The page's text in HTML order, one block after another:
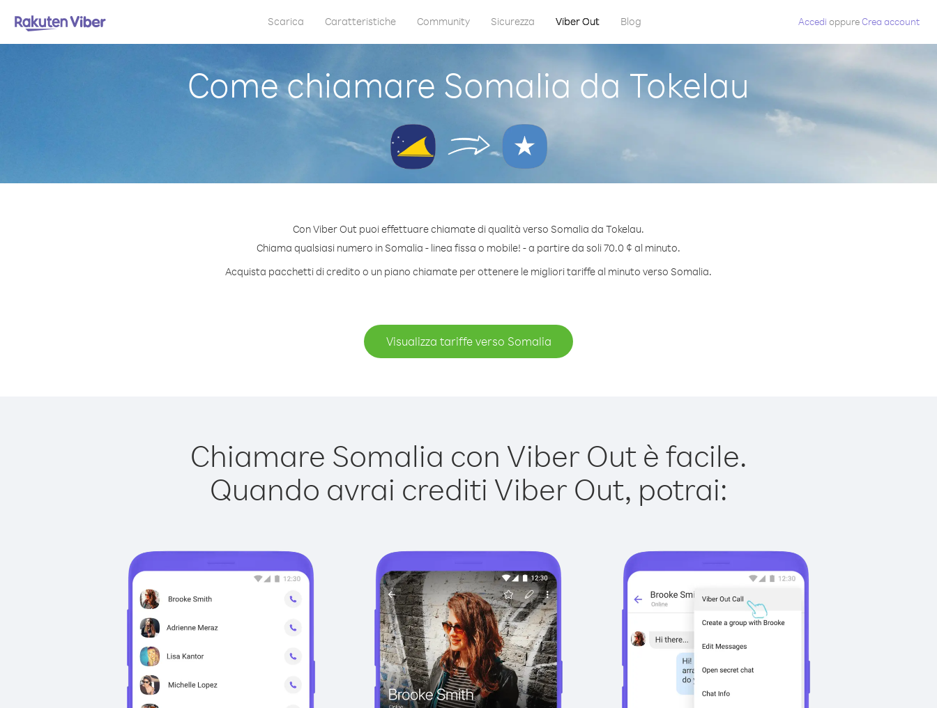
Scarica Caratteristiche Community Sicurezza Viber Out Blog Accedi oppureCrea account
Come chiamare Somalia da Tokelau
Con Viber Out puoi effettuare chiamate di qualità verso Somalia da Tokelau.
Chiama qualsiasi numero in Somalia - linea fissa o mobile! - a partire da soli 70.0 ¢ al minuto.
Acquista pacchetti di credito o un piano chiamate per ottenere le migliori tariffe al minuto verso Somalia.
Visualizza tariffe verso Somalia
Chiamare Somalia con Viber Out è facile.
Quando avrai crediti Viber Out, potrai: